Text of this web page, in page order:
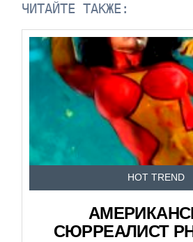
ЧИТАЙТЕ ТАКЖЕ:
HOT TREND
СЮРРЕАЛИСТ